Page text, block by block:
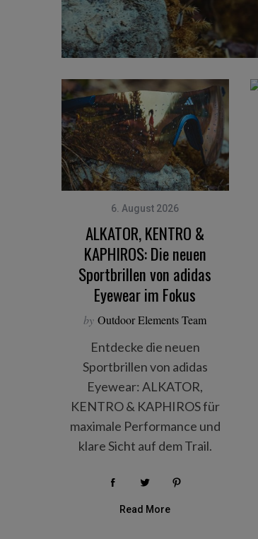
6. August 2026
ALKATOR, KENTRO &
KAPHIROS: Die neuen
Sportbrillen von adidas
Eyewear im Fokus
by Outdoor Elements Team
Entdecke die neuen
Sportbrillen von adidas
Eyewear: ALKATOR,
KENTRO & KAPHIROS für
maximale Performance und
klare Sicht auf dem Trail.
Read More